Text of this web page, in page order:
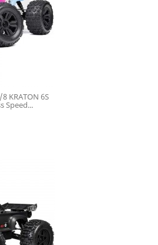
KRATON 6S
Speed...